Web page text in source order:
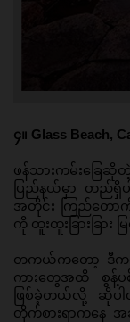
၄။ Glass Beach,
ဖန်သားကမ်းခြေ
ပြည်နယ်မှာ တည်ရှိ
အတိုင်း ကြည်တော
ကို ထူးထူးခြားခြား မ
တကယ်ကတော့ ဒီကမ်
ကားတွေအထိ စွန့်ပ
ဖြစ်ခဲ့တယ်လို့ ဆိုပါ
တိုက်စားရာကနေ